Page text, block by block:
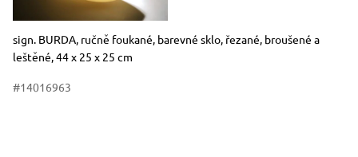
Rozměry
Stručný popis předmětu
sign. BURDA, ručně foukané, barevné sklo, řezané, broušené a
leštěné, 44 x 25 x 25 cm
#14016963